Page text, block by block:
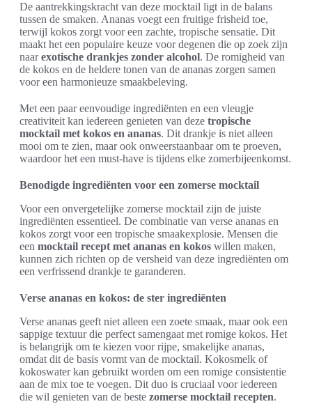
De aantrekkingskracht van deze mocktail ligt in de balans
tussen de smaken. Ananas voegt een fruitige frisheid toe,
terwijl kokos zorgt voor een zachte, tropische sensatie. Dit
maakt het een populaire keuze voor degenen die op zoek zijn
naarexotische drankjes zonder alcohol. De romigheid van
de kokos en de heldere tonen van de ananas zorgen samen
voor een harmonieuze smaakbeleving.
Met een paar eenvoudige ingrediënten en een vleugje
creativiteit kan iedereen genieten van deze tropische
mocktail met kokos en ananas. Dit drankje is niet alleen
mooi om te zien, maar ook onweerstaanbaar om te proeven,
waardoor het een must-have is tijdens elke zomerbijeenkomst.
Benodigde ingrediënten voor een zomerse mocktail
Voor een onvergetelijke zomerse mocktail zijn de juiste
ingrediënten essentieel. De combinatie van verse ananas en
kokos zorgt voor een tropische smaakexplosie. Mensen die
een mocktail recept met ananas en kokos willen maken,
kunnen zich richten op de versheid van deze ingrediënten om
een verfrissend drankje te garanderen.
Verse ananas en kokos: de ster ingrediënten
Verse ananas geeft niet alleen een zoete smaak, maar ook een
sappige textuur die perfect samengaat met romige kokos. Het
is belangrijk om te kiezen voor rijpe, smakelijke ananas,
omdat dit de basis vormt van de mocktail. Kokosmelk of
kokoswater kan gebruikt worden om een romige consistentie
aan de mix toe te voegen. Dit duo is cruciaal voor iedereen
die wil genieten van de beste zomerse mocktail recepten.